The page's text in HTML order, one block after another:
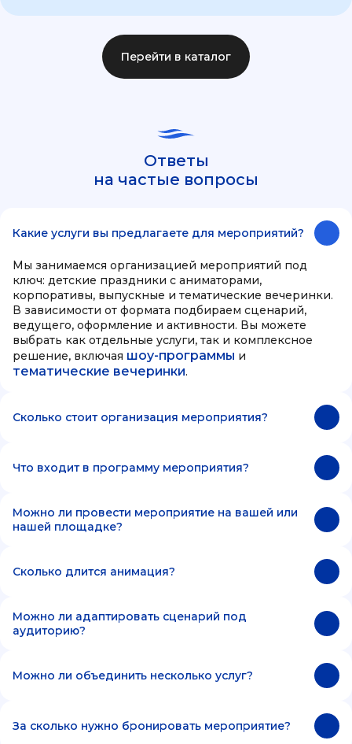
Перейти в каталог
Ответы
на частые вопросы
Какие услуги вы предлагаете для мероприятий?
Мы занимаемся организацией мероприятий под
ключ: детские праздники с аниматорами,
корпоративы, выпускные и тематические вечеринки.
В зависимости от формата подбираем сценарий,
ведущего, оформление и активности. Вы можете
выбрать как отдельные услуги, так и комплексное
решение, включая шоу-программы и
тематические вечеринки.
Сколько стоит организация мероприятия?
Что входит в программу мероприятия?
Можно ли провести мероприятие на вашей или
нашей площадке?
Сколько длится анимация?
Можно ли адаптировать сценарий под
аудиторию?
Можно ли объединить несколько услуг?
За сколько нужно бронировать мероприятие?